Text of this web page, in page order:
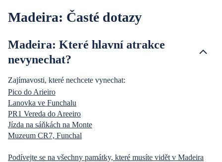
Madeira: Časté dotazy
Madeira: Které hlavní atrakce
nevynechat?
Zajímavosti, které nechcete vynechat:
Pico do Arieiro
Lanovka ve Funchalu
PR1 Vereda do Areeiro
Jízda na sáňkách na Monte
Muzeum CR7, Funchal
Podívejte se na všechny památky, které musíte vidět v Madeira